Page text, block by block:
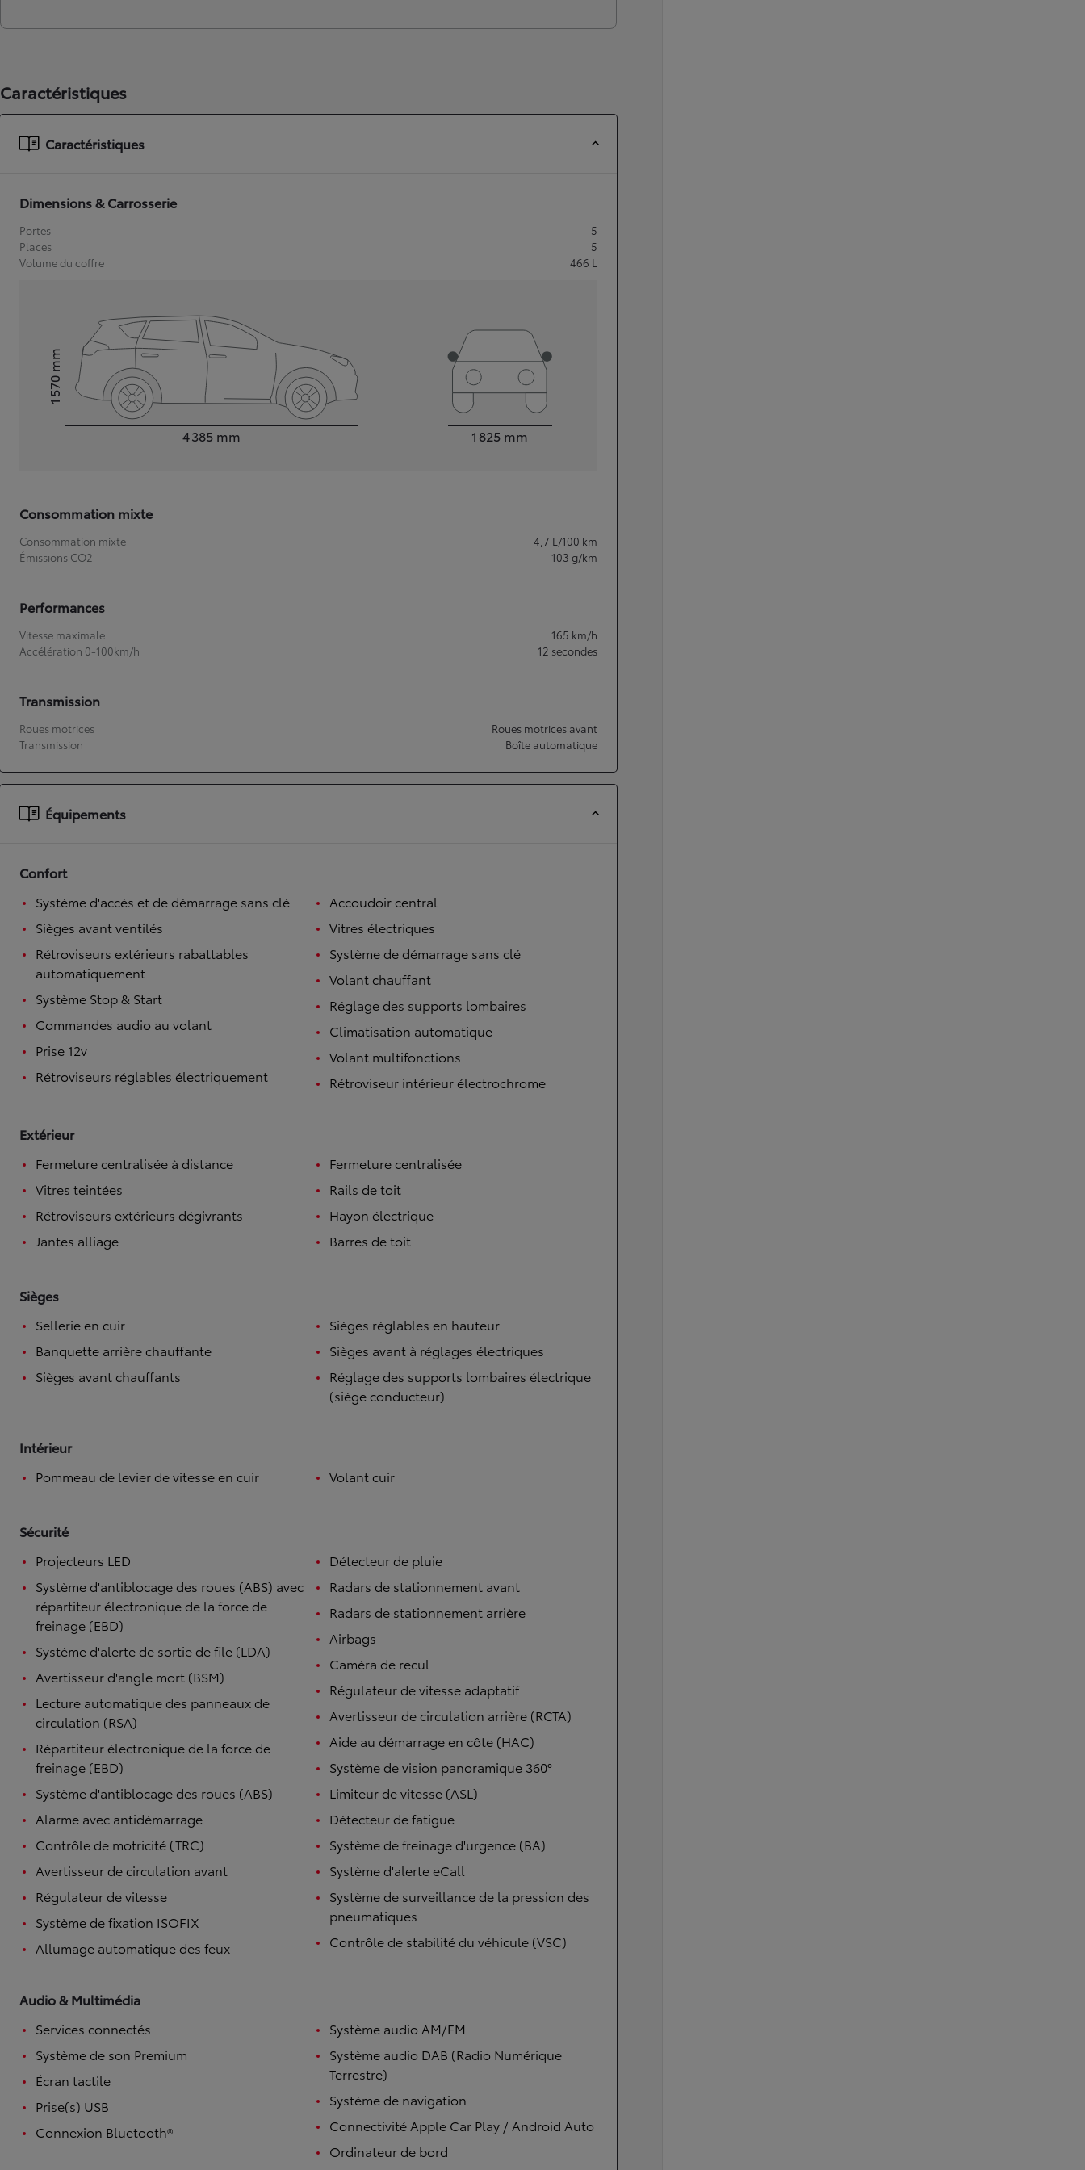
À partir de 19 700 €
Nouvelle Yaris Cross
HYBRIDE
TOYOTA C-HR
Disponible rapidement
Caractéristiques
Caractéristiques
Dimensions & Carrosserie
Portes
5
Places
5
Volume du coffre
466 L
4 385 mm
Hauteur1 570
mm
1 825 mm
Consommation mixte
Consommation mixte 4,7 L/100 km
Émissions CO2
103 g/km
Performances
Vitesse maximale 165 km/h
Accélération 0-100km/h
12 secondes
Transmission
Roues motrices
Roues motrices avant
Transmission
Boîte automatique
Équipements
Confort
Système d'accès et de démarrage sans clé
Sièges avant ventilés
Rétroviseurs extérieurs rabattables
automatiquement
Système Stop & Start
Commandes audio au volant
Prise 12v
Rétroviseurs réglables électriquement
Accoudoir central
Vitres électriques
Système de démarrage sans clé
Volant chauffant
Réglage des supports lombaires
Climatisation automatique
Volant multifonctions
Rétroviseur intérieur électrochrome
Extérieur
Fermeture centralisée à distance
Vitres teintées
Rétroviseurs extérieurs dégivrants
Jantes alliage
Fermeture centralisée
Rails de toit
Hayon électrique
Barres de toit
Sièges
Sellerie en cuir
Banquette arrière chauffante
Sièges avant chauffants
Sièges réglables en hauteur
Sièges avant à réglages électriques
Réglage des supports lombaires électrique
(siège conducteur)
Intérieur
Pommeau de levier de vitesse en cuir
Volant cuir
Sécurité
Projecteurs LED
Système d'antiblocage des roues (ABS) avec
répartiteur électronique de la force de
freinage (EBD)
Système d'alerte de sortie de file (LDA)
Avertisseur d'angle mort (BSM)
Lecture automatique des panneaux de
circulation (RSA)
Répartiteur électronique de la force de
freinage (EBD)
Système d'antiblocage des roues (ABS)
Alarme avec antidémarrage
Contrôle de motricité (TRC)
Avertisseur de circulation avant
Régulateur de vitesse
Système de fixation ISOFIX
Allumage automatique des feux
Détecteur de pluie
Radars de stationnement avant
Radars de stationnement arrière
Airbags
Caméra de recul
Régulateur de vitesse adaptatif
Avertisseur de circulation arrière (RCTA)
Aide au démarrage en côte (HAC)
Système de vision panoramique 360°
Limiteur de vitesse (ASL)
Détecteur de fatigue
Système de freinage d'urgence (BA)
Système d'alerte eCall
Système de surveillance de la pression des
pneumatiques
Contrôle de stabilité du véhicule (VSC)
Audio & Multimédia
Services connectés
Système de son Premium
Écran tactile
Prise(s) USB
Connexion Bluetooth®
Système audio AM/FM
Système audio DAB (Radio Numérique
Terrestre)
Système de navigation
Connectivité Apple Car Play / Android Auto
Ordinateur de bord